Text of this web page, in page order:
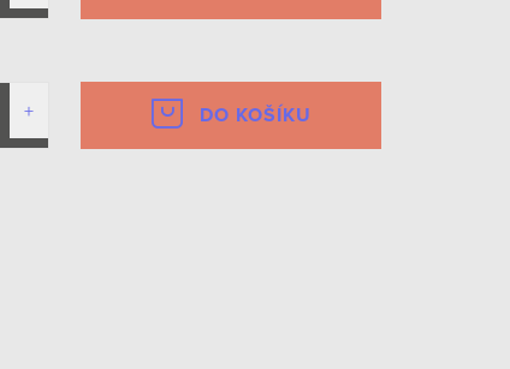
DO KOŠÍKU